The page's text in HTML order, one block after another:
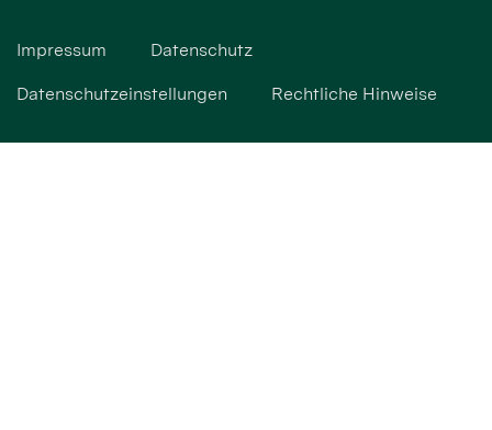
Impressum Datenschutz
Datenschutzeinstellungen Rechtliche Hinweise